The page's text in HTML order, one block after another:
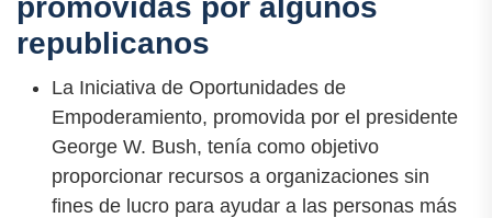
promovidas por algunos
republicanos
La Iniciativa de Oportunidades de
Empoderamiento, promovida por el presidente
George W. Bush, tenía como objetivo
proporcionar recursos a organizaciones sin
fines de lucro para ayudar a las personas más